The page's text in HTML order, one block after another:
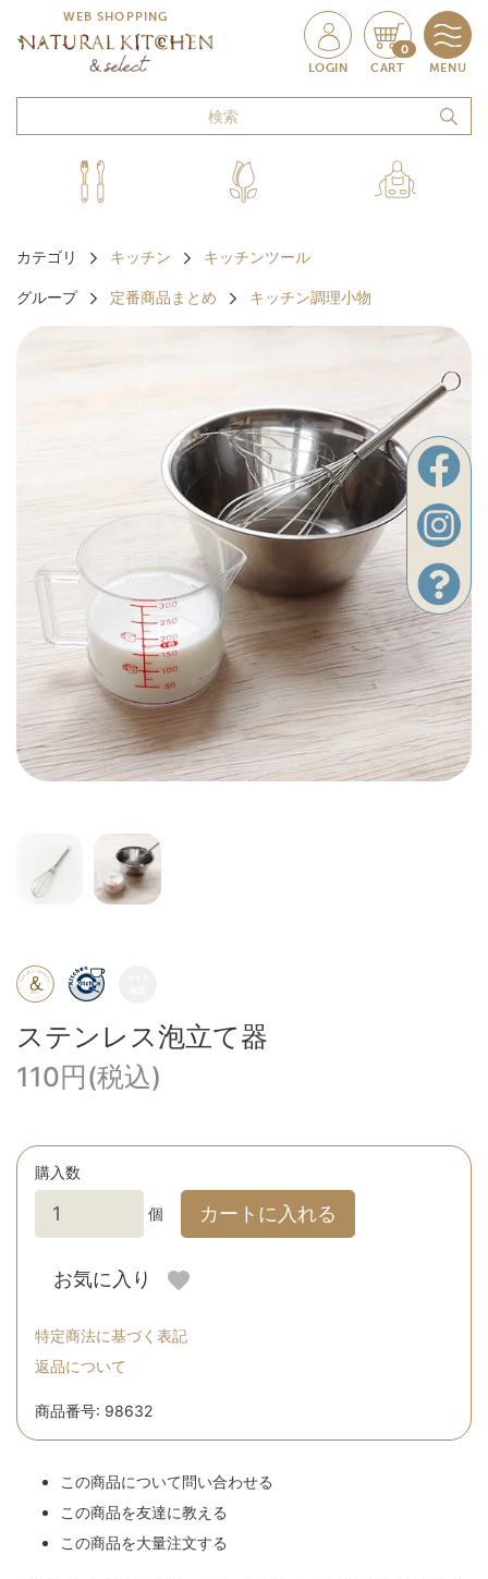
WEB SHOPPING
LOGIN
0
CART MENU
カテゴリ キッチン キッチンツール
グループ 定番商品まとめ キッチン調理小物
ステンレス泡立て器
110円(税込)
購入数
個 カートに入れる
お気に入り
特定商法に基づく表記
返品について
商品番号: 98632
この商品について問い合わせる
この商品を友達に教える
この商品を大量注文する